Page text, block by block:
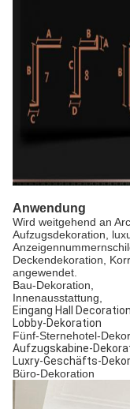
Anwendung
Wird weitgehend an
Aufzugsdekoration,
Deckendekoration,
angewendet.
Bau-Dekoration,
Innenausstattung,
Eingang Hall Decoration
Lobby-Dekoration
Fünf-Sternehotel-
Aufzugskabine-
Luxry-Geschäfts-
Büro-Dekoration